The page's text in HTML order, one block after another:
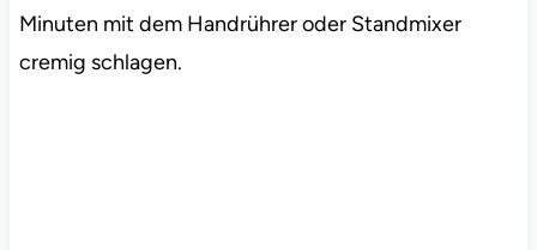
Minuten mit dem Handrührer oder Standmixer
cremig schlagen.